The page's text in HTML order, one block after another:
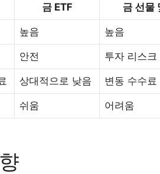
금 ETF 금 선물
높음 높음
안전 투자 리스
상대적으로 낮음 변동 수수료
쉬움 어려움